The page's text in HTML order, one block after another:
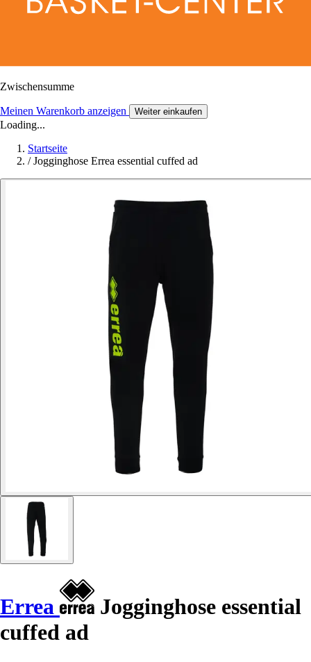
Zwischensumme
Meinen Warenkorb anzeigen Weiter einkaufen
Loading...
Startseite
/ Jogginghose Errea essential cuffed ad
Errea
Jogginghose essential
cuffed ad